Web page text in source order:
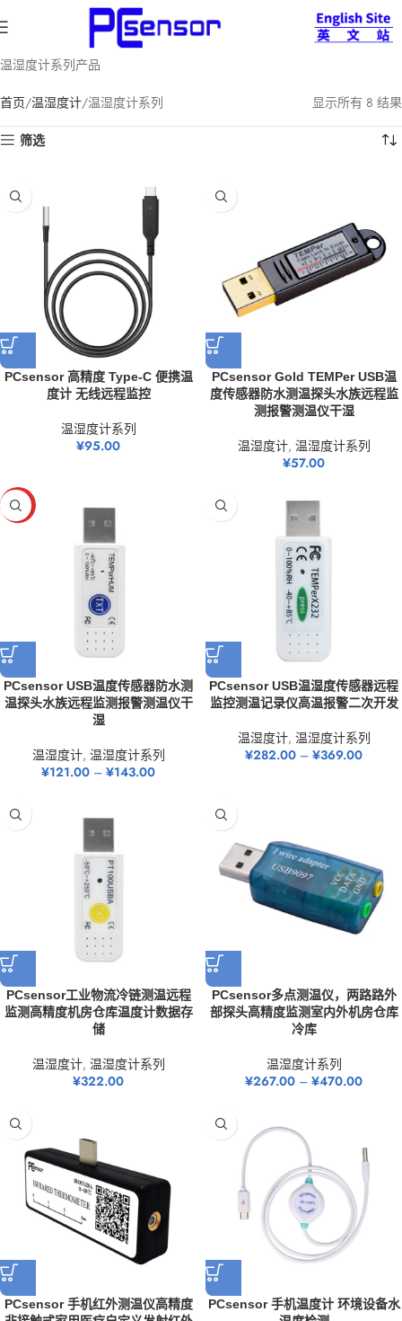
温湿度计系列产品
首页 温湿度计 温湿度计系列 显示所有 8 结果
筛选
PCsensor 高精度 Type-C 便携温
度计 无线远程监控
温湿度计系列
¥95.00
PCsensor Gold TEMPer USB温
度传感器防水测温探头水族远程监
测报警测温仪干湿
温湿度计, 温湿度计系列
¥57.00
HOT
PCsensor USB温度传感器防水测
温探头水族远程监测报警测温仪干
湿
温湿度计, 温湿度计系列
¥121.00 – ¥143.00
PCsensor USB温湿度传感器远程
监控测温记录仪高温报警二次开发
温湿度计, 温湿度计系列
¥282.00 – ¥369.00
PCsensor工业物流冷链测温远程
监测高精度机房仓库温度计数据存
储
温湿度计, 温湿度计系列
¥322.00
PCsensor多点测温仪，两路路外
部探头高精度监测室内外机房仓库
冷库
温湿度计系列
¥267.00 – ¥470.00
PCsensor 手机红外测温仪高精度
PCsensor 手机温度计 环境设备水